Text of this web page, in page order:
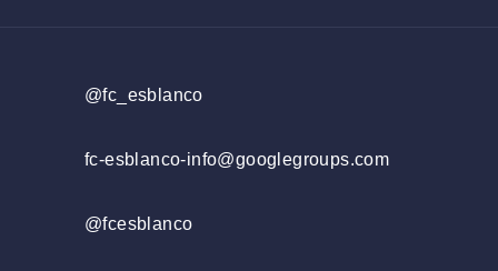
@fc_esblanco
fc-esblanco-info@googlegroups.com
@fcesblanco